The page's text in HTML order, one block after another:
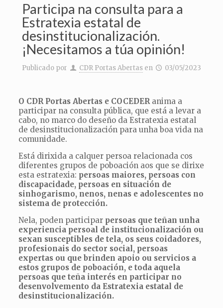
Participa na consulta para a
Estratexia estatal de
desinstitucionalización.
¡Necesitamos a túa opinión!
Publicado por CDR Portas Abertas en 03/05/2023
O CDR Portas Abertas e COCEDERanima a
participar na consulta pública, que está a levar a
cabo, no marco do deseño da Estratexia estatal
de desinstitucionalización para unha boa vida na
comunidade.
Está dirixida a calquer persoa relacionada cos
diferentes grupos de poboación aos que se dirixe
esta estratexia: persoas maiores, persoas con
discapacidade, persoas en situación de
sinhogarismo, nenos, nenas e adolescentes no
sistema de protección.
Nela, poden participar persoas que teñan unha
experiencia persoal de institucionalización ou
sexan susceptibles de tela, os seus coidadores,
profesionais do sector social, persoas
expertas ou que brinden apoio ou servicios a
estos grupos de poboación, e toda aquela
persoas que teña interés en participar no
desenvolvemento da Estratexia estatal de
desinstitucionalización.